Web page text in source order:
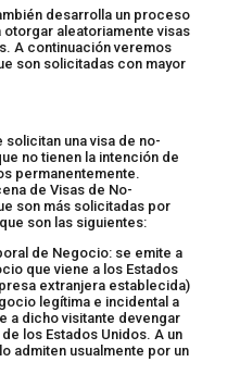
desarrolla un proceso
otorgar aleatoriamente visas
A continuación veremos
son solicitadas con mayor
una visa de no-
no tienen la intención de
permanentemente.
de Visas de No-
son más solicitadas por
son las siguientes:
de Negocio: se emite a
que viene a los Estados
extranjera establecida)
legítima e incidental a
a dicho visitante devengar
los Estados Unidos. A un
admiten usualmente por un